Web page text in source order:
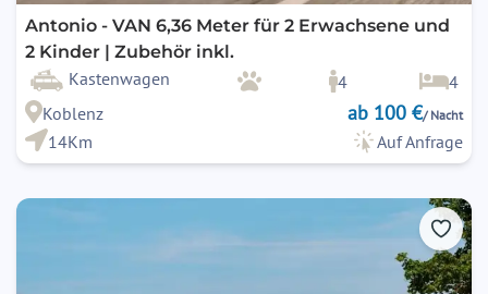
Antonio - VAN 6,36 Meter für 2 Erwachsene und
2 Kinder | Zubehör inkl.
Kastenwagen 4
4
Koblenz
ab 100 €/ Nacht
14Km Auf Anfrage